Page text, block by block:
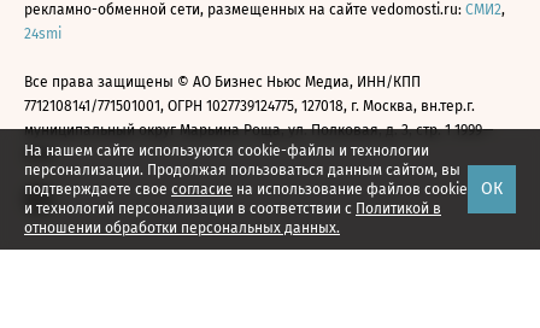
На нашем сайте используются cookie-файлы и технологии
персонализации. Продолжая пользоваться данным сайтом, вы
подтверждаете свое согласие на использование файлов cookie
и технологий персонализации в соответствии с Политикой в
отношении обработки персональных данных.
ОК
рекламно-обменной сети, размещенных на сайте vedomosti.ru: СМИ2,
24smi
Все права защищены © АО Бизнес Ньюс Медиа, ИНН/КПП
7712108141/771501001, ОГРН 1027739124775, 127018, г. Москва, вн.тер.г.
муниципальный округ Марьина Роща, ул. Полковая, д. 3, стр. 1 1999—
2026